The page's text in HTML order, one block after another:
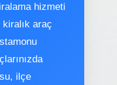
hizmeti
araç
ilçe